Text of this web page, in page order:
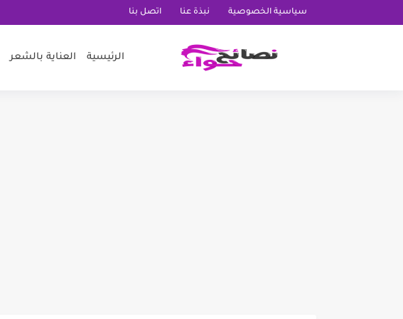
سياسية الخصوصية نبذة عنا اتصل بنا
الرئيسية العناية بالشعر